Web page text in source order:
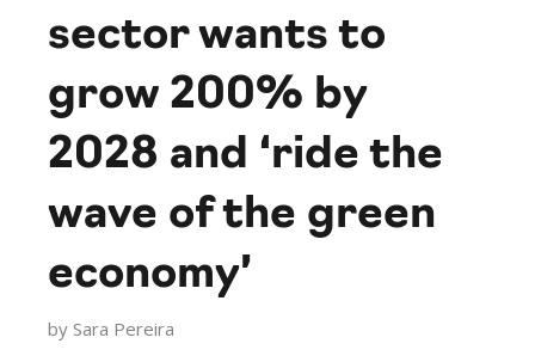
sector wants to
grow 200% by
2028 and ‘ride the
wave of the green
economy’
by Sara Pereira